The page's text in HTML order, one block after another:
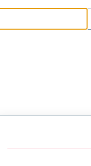
Angle Board or